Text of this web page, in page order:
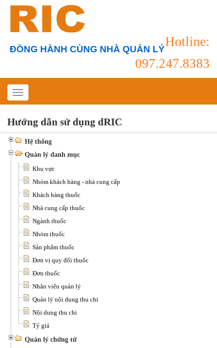
ĐỒNG HÀNH CÙNG NHÀ QUẢN LÝ
Hotline:
097.247.8383
Hướng dẫn sử dụng dRIC
Hệ thống
Quản lý danh mục
Khu vực
Nhóm khách hàng - nhà cung cấp
Khách hàng thuốc
Nhà cung cấp thuốc
Ngành thuốc
Nhóm thuốc
Sản phẩm thuốc
Đơn vị quy đổi thuốc
Đơn thuốc
Nhân viên quản lý
Quản lý nội dung thu chi
Nội dung thu chi
Tỷ giá
Quản lý chứng từ